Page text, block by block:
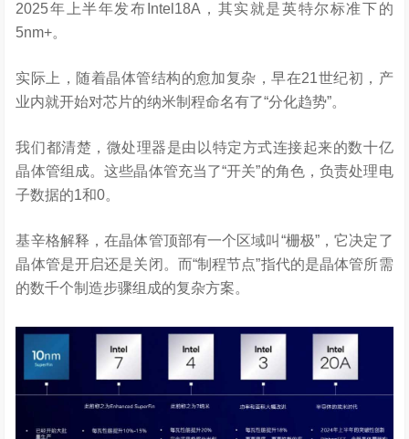
2025年上半年发布Intel18A，其实就是英特尔标准下的
5nm+。
实际上，随着晶体管结构的愈加复杂，早在21世纪初，产
业内就开始对芯片的纳米制程命名有了“分化趋势”。
我们都清楚，微处理器是由以特定方式连接起来的数十亿
晶体管组成。这些晶体管充当了“开关”的角色，负责处理电
子数据的1和0。
基辛格解释，在晶体管顶部有一个区域叫“栅极”，它决定了
晶体管是开启还是关闭。而“制程节点”指代的是晶体管所需
的数千个制造步骤组成的复杂方案。